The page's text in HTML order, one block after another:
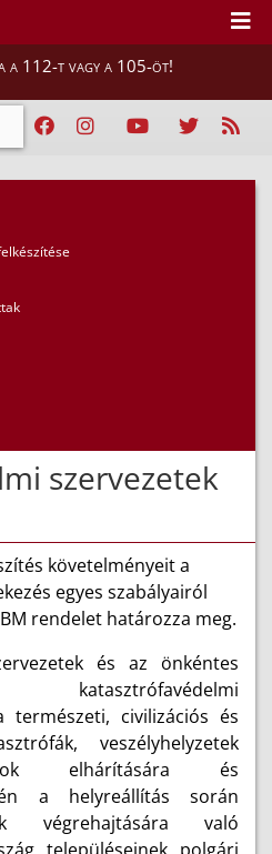
a 112-t vagy a 105-öt!
felkészítése
szervezetek
követelményeit a
egyes szabályairól
rendelet határozza meg.
és az önkéntes
katasztrófavédelmi
természeti, civilizációs és
veszélyhelyzetek
elhárítására és
a helyreállítás során
végrehajtására való